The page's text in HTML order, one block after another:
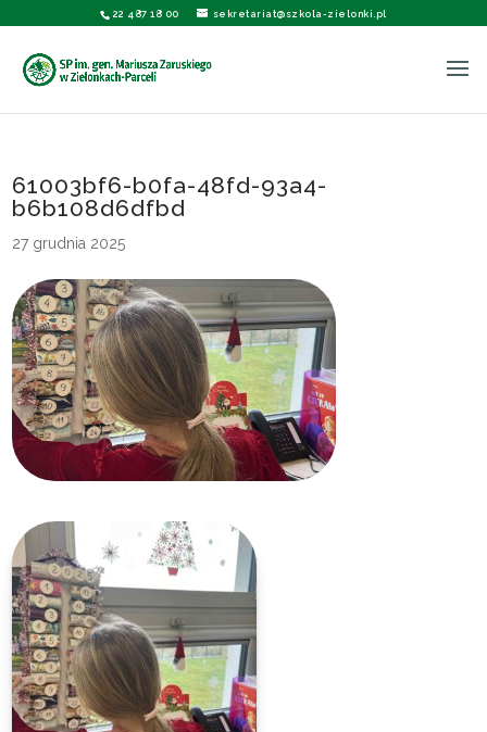
22 487 18 00 sekretariat@szkola-zielonki.pl
61003bf6-b0fa-48fd-93a4-
b6b108d6dfbd
27 grudnia 2025